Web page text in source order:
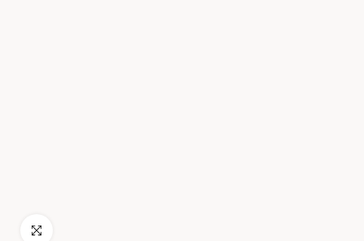
اضغط للتكبير